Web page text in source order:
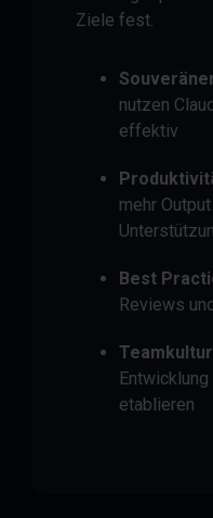
Ziele fest.
nutzen
effektiv
mehr
Best
Reviews
etablieren